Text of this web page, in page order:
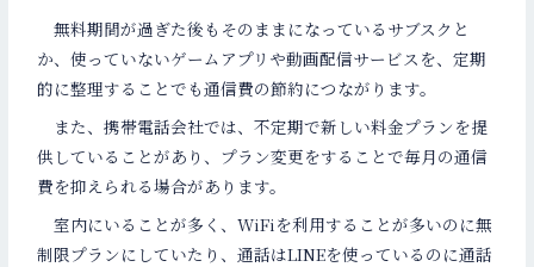
無料期間が過ぎた後もそのままになっているサブスクと
か、使っていないゲームアプリや動画配信サービスを、定期
的に整理することでも通信費の節約につながります。
また、携帯電話会社では、不定期で新しい料金プランを提
供していることがあり、プラン変更をすることで毎月の通信
費を抑えられる場合があります。
室内にいることが多く、WiFiを利用することが多いのに無
制限プランにしていたり、通話はLINEを使っているのに通話